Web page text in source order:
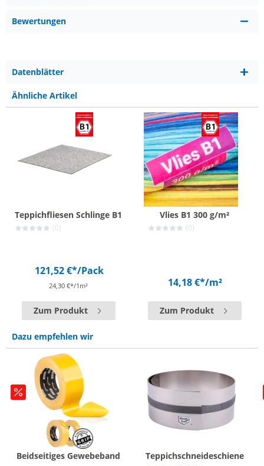
Bewertungen
Datenblätter
Ähnliche Artikel
Teppichfliesen Schlinge B1
(0)
121,52 €*/Pack
24,30 €*/1m²
Zum Produkt
Vlies B1 300 g/m²
(0)
14,18 €*/m²
Zum Produkt
Dazu empfehlen wir
Beidseitiges Gewebeband
Teppichschneideschiene